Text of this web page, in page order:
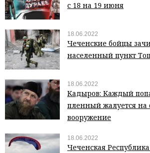
с 18 на 19 июня
18.06.2022
Чеченские бойцы
населенный пункт
18.06.2022
Кадыров: Каждый
пленный жалуется на
вооружение
18.06.2022
Чеченская